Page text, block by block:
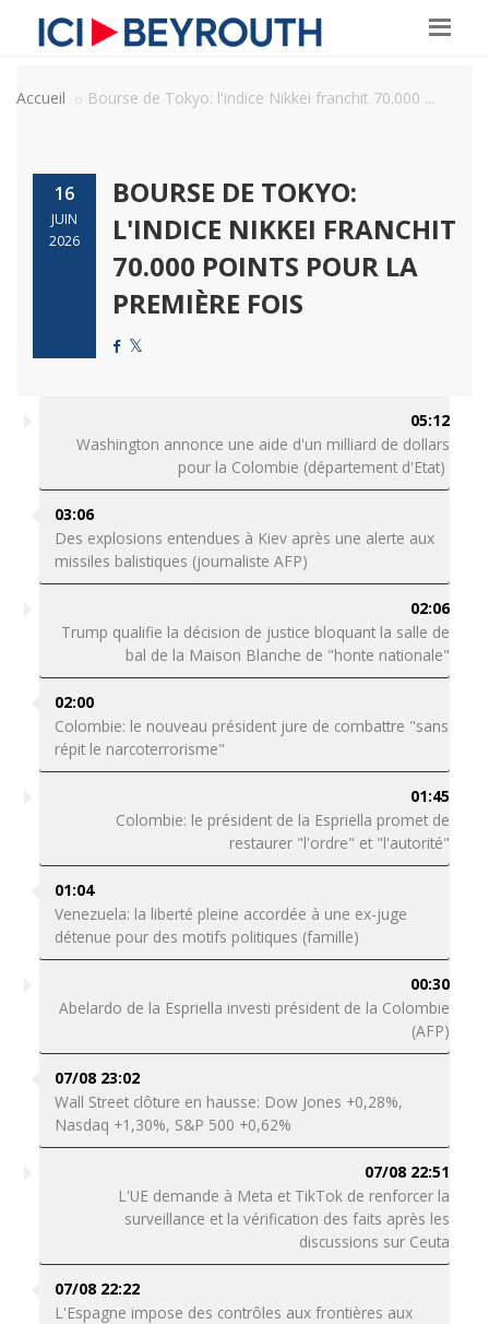
Accueil Bourse de Tokyo: l'indice Nikkei franchit 70.000 ...
16
JUIN
2026
BOURSE DE TOKYO:
L'INDICE NIKKEI FRANCHIT
70.000 POINTS POUR LA
PREMIÈRE FOIS
05:12
Washington annonce une aide d'un milliard de dollars
pour la Colombie (département d'Etat)
03:06
Des explosions entendues à Kiev après une alerte aux
missiles balistiques (journaliste AFP)
02:06
Trump qualifie la décision de justice bloquant la salle de
bal de la Maison Blanche de "honte nationale"
02:00
Colombie: le nouveau président jure de combattre "sans
répit le narcoterrorisme"
01:45
Colombie: le président de la Espriella promet de
restaurer "l'ordre" et "l'autorité"
01:04
Venezuela: la liberté pleine accordée à une ex-juge
détenue pour des motifs politiques (famille)
00:30
Abelardo de la Espriella investi président de la Colombie
(AFP)
07/08 23:02
Wall Street clôture en hausse: Dow Jones +0,28%,
Nasdaq +1,30%, S&P 500 +0,62%
07/08 22:51
L'UE demande à Meta et TikTok de renforcer la
surveillance et la vérification des faits après les
discussions sur Ceuta
07/08 22:22
L'Espagne impose des contrôles aux frontières aux